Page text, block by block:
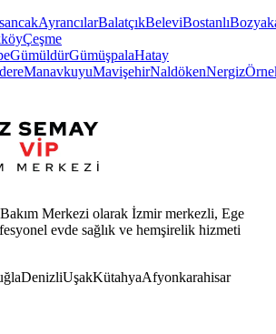
AyrancılarBalatçıkBeleviBostanlı
Çeşme
GümüldürGümüşpalaHatay
ManavkuyuMavişehirNaldökenNergiz
Merkezi olarak İzmir merkezli, Ege
evde sağlık ve hemşirelik hizmeti
DenizliUşakKütahyaAfyonkarahisar